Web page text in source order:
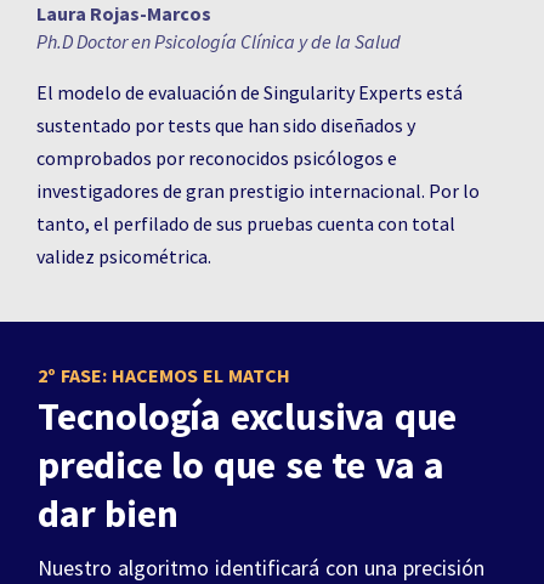
Laura Rojas-Marcos
Ph.D Doctor en Psicología Clínica y de la Salud
El modelo de evaluación de Singularity Experts está
sustentado por tests que han sido diseñados y
comprobados por reconocidos psicólogos e
investigadores de gran prestigio internacional. Por lo
tanto, el perfilado de sus pruebas cuenta con total
validez psicométrica.
2º FASE: HACEMOS EL MATCH
Tecnología exclusiva que
predice lo que se te va a
dar bien
Nuestro algoritmo identificará con una precisión